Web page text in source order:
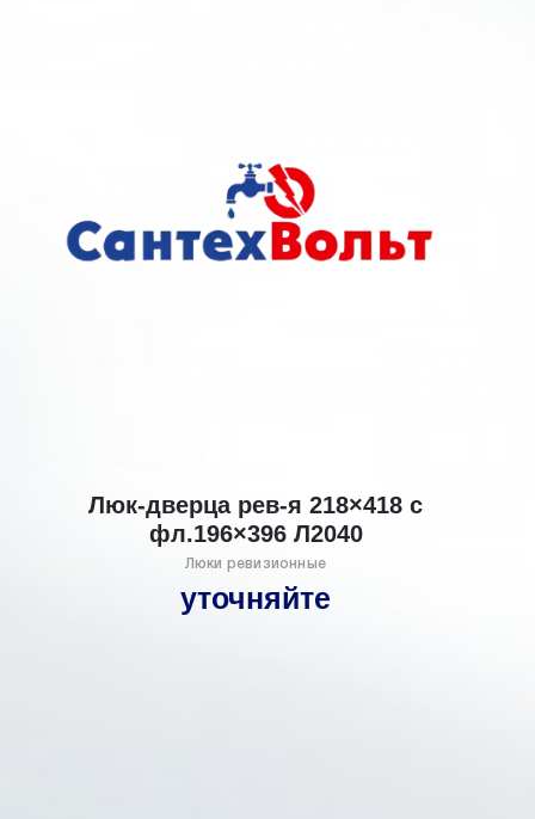
Люк-дверца рев-я 218×418 с
фл.196×396 Л2040
Люки ревизионные
уточняйте